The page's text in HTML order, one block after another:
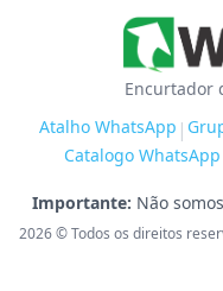
Encurtador
Atalho WhatsApp |
Catalogo WhatsApp
Importante: Não
2026© Todos os direitos